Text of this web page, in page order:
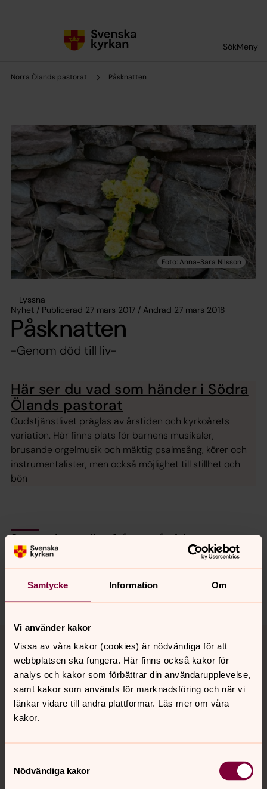
Samtycke Information Om
Vi använder kakor
Vissa av våra kakor (cookies) är nödvändiga för att
webbplatsen ska fungera. Här finns också kakor för
analys och kakor som förbättrar din användarupplevelse,
samt kakor som används för marknadsföring och när vi
länkar vidare till andra plattformar. Läs mer om våra
kakor.
Nödvändiga kakor
SökMeny
Norra Ölands pastorat Påsknatten
Lyssna
Nyhet / Publicerad 27 mars 2017 / Ändrad 27 mars 2018
Påsknatten
-Genom död till liv-
Här ser du vad som händer i Södra
Ölands pastorat
Gudstjänstlivet präglas av årstiden och kyrkoårets
variation. Här finns plats för barnens musikaler,
brusande orgelmusik och mäktig psalmsång, körer och
instrumentalister, men också möjlighet till stillhet och
bön
Synpunkter eller frågor på sidans
innehåll?
norra.oland.pastorat@svenskakyrkan.se
Dela
Tillbaka till toppen
Tillbaka till innehållet
Kontakt
Hitta snabbt